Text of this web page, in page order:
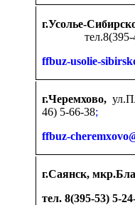
г.Усолье-
тел.8(395-
ffbuz-usolie-
г.Черемхово,
46) 5-66-38;
ffbuz-
г.Саянск,
тел. 8(395-53) 5-